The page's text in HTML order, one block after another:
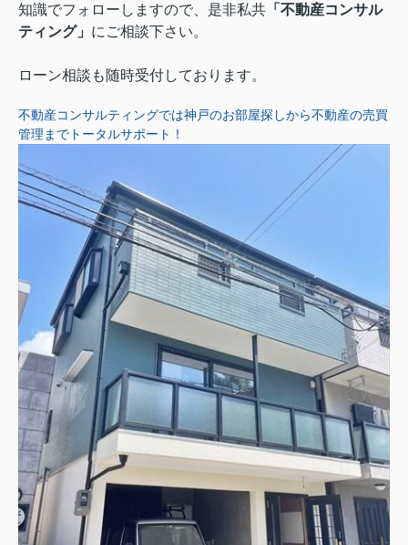
知識でフォローしますので、是非私共 「不動産コンサル
ティング」 にご相談下さい。
ローン相談も随時受付しております。
不動産コンサルティングでは神戸のお部屋探しから不動産の売買
管理までトータルサポート！